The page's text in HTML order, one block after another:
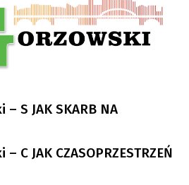
S JAK SKARB NA
C JAK CZASOPRZESTRZEŃ